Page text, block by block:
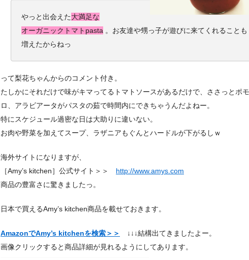
やっと出会えた大満足な
オーガニックトマトpasta 。お友達や甥っ子が遊びに来てくれることも
増えたからねっ
って梨花ちゃんからのコメント付き。
たしかにそれだけで味がキマってるトマトソースがあるだけで、ささっとポ
ロ、アラビアータがパスタの茹で時間内にできちゃうんだよねー。
特にスケジュール過密な日は大助りに違いない。
お肉や野菜を加えてスープ、ラザニアもぐんとハードルが下がるしｗ
海外サイトになりますが、
［Amy’s kitchen］公式サイト＞＞ http://www.amys.com
商品の豊富さに驚きましたっ。
日本で買えるAmy’s kitchen商品を載せておきます。
AmazonでAmy’s kitchenを検索＞＞
↓↓↓結構出てきましたよー。
画像クリックすると商品詳細が見れるようにしてあります。